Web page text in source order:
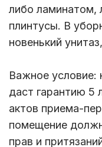
либо ламинатом,
плинтусы. В
новенький
Важное условие:
даст гарантию 5
актов приема-
помещение
прав и